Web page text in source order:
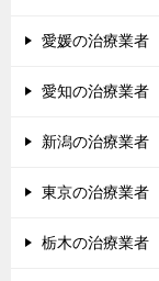
愛媛の治療業者
愛知の治療業者
新潟の治療業者
東京の治療業者
栃木の治療業者